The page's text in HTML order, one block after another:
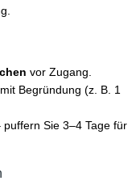
vor Zugang.
Begründung (z. B. 1
Sie 3–4 Tage für